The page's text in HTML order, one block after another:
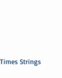
Strings